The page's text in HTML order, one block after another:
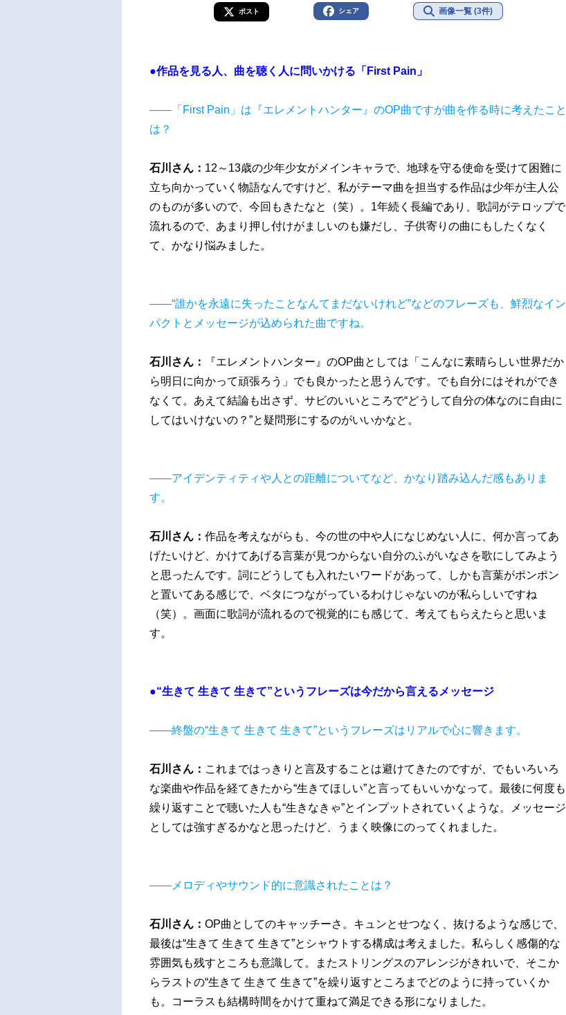
ポスト シェア 画像一覧 (3件)
●作品を見る人、曲を聴く人に問いかける「First Pain」
――「First Pain」は『エレメントハンター』のOP曲ですが曲を作る時に考えたこと
は？
石川さん： 12～13歳の少年少女がメインキャラで、地球を守る使命を受けて困難に
立ち向かっていく物語なんですけど、私がテーマ曲を担当する作品は少年が主人公
のものが多いので、今回もきたなと（笑）。1年続く長編であり、歌詞がテロップで
流れるので、あまり押し付けがましいのも嫌だし、子供寄りの曲にもしたくなく
て、かなり悩みました。
――“誰かを永遠に失ったことなんてまだないけれど”などのフレーズも、鮮烈なイン
パクトとメッセージが込められた曲ですね。
石川さん：
『エレメントハンター』のOP曲としては「こんなに素晴らしい世界だか
ら明日に向かって頑張ろう」でも良かったと思うんです。でも自分にはそれができ
なくて。あえて結論も出さず、サビのいいところで“どうして自分の体なのに自由に
してはいけないの？”と疑問形にするのがいいかなと。
――アイデンティティや人との距離についてなど、かなり踏み込んだ感もありま
す。
石川さん： 作品を考えながらも、今の世の中や人になじめない人に、何か言ってあ
げたいけど、かけてあげる言葉が見つからない自分のふがいなさを歌にしてみよう
と思ったんです。詞にどうしても入れたいワードがあって、しかも言葉がポンポン
と置いてある感じで、ベタにつながっているわけじゃないのが私らしいですね
（笑）。画面に歌詞が流れるので視覚的にも感じて、考えてもらえたらと思いま
す。
●“生きて 生きて 生きて”というフレーズは今だから言えるメッセージ
――終盤の“生きて 生きて 生きて”というフレーズはリアルで心に響きます。
石川さん： これまではっきりと言及することは避けてきたのですが、でもいろいろ
な楽曲や作品を経てきたから“生きてほしい”と言ってもいいかなって。最後に何度も
繰り返すことで聴いた人も“生きなきゃ”とインプットされていくような。メッセージ
としては強すぎるかなと思ったけど、うまく映像にのってくれました。
――メロディやサウンド的に意識されたことは？
石川さん： OP曲としてのキャッチーさ。キュンとせつなく、抜けるような感じで、
最後は“生きて 生きて 生きて”とシャウトする構成は考えました。私らしく感傷的な
雰囲気も残すところも意識して。またストリングスのアレンジがきれいで、そこか
らラストの“生きて 生きて 生きて”を繰り返すところまでどのように持っていくか
も。コーラスも結構時間をかけて重ねて満足できる形になりました。